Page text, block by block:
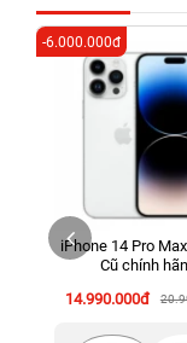
326 Lê Văn Việt,
Đức cũ)
256 Võ Văn
70 Nguyễn An
24h Vũng Tàu:
Tàu cũ)
198 Hoàng Văn
iPhone 14 Pro
Cũ chính
14.990.000đ
-6.000.000đ